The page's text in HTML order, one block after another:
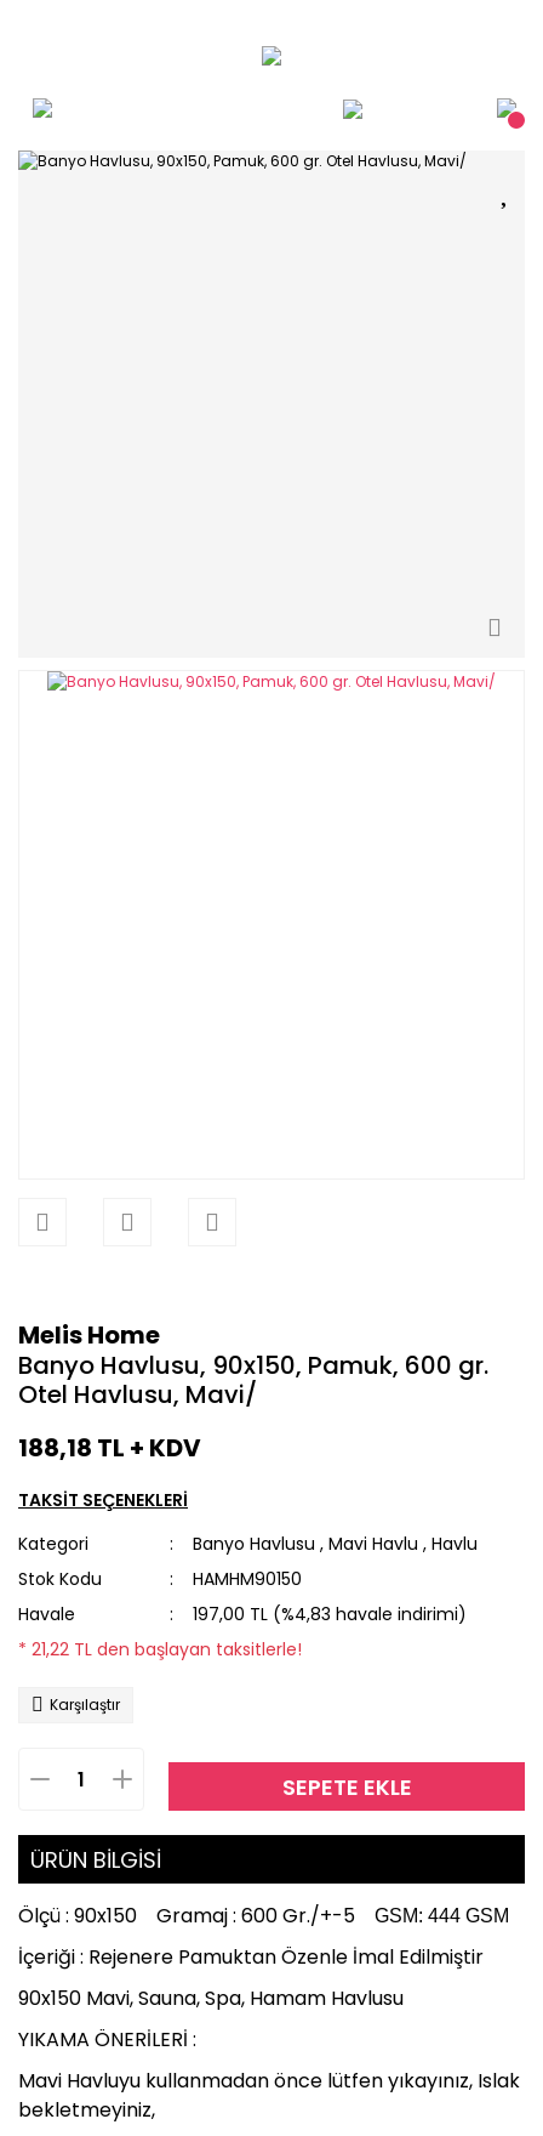
Melis Home
Banyo Havlusu, 90x150, Pamuk, 600 gr.
Otel Havlusu, Mavi/
188,18 TL + KDV
TAKSİT SEÇENEKLERİ
Kategori
Banyo Havlusu ,Mavi Havlu ,Havlu
Stok Kodu
HAMHM90150
Havale
197,00 TL (%4,83 havale indirimi)
* 21,22 TL den başlayan taksitlerle!
Karşılaştır
SEPETE EKLE
ÜRÜN BİLGİSİ
Ölçü : 90x150 Gramaj : 600 Gr./+-5 GSM: 444 GSM
İçeriği : Rejenere Pamuktan Özenle İmal Edilmiştir
90x150 Mavi, Sauna, Spa, Hamam Havlusu
YIKAMA ÖNERİLERİ :
Mavi Havluyu kullanmadan önce lütfen yıkayınız, Islak
bekletmeyiniz,